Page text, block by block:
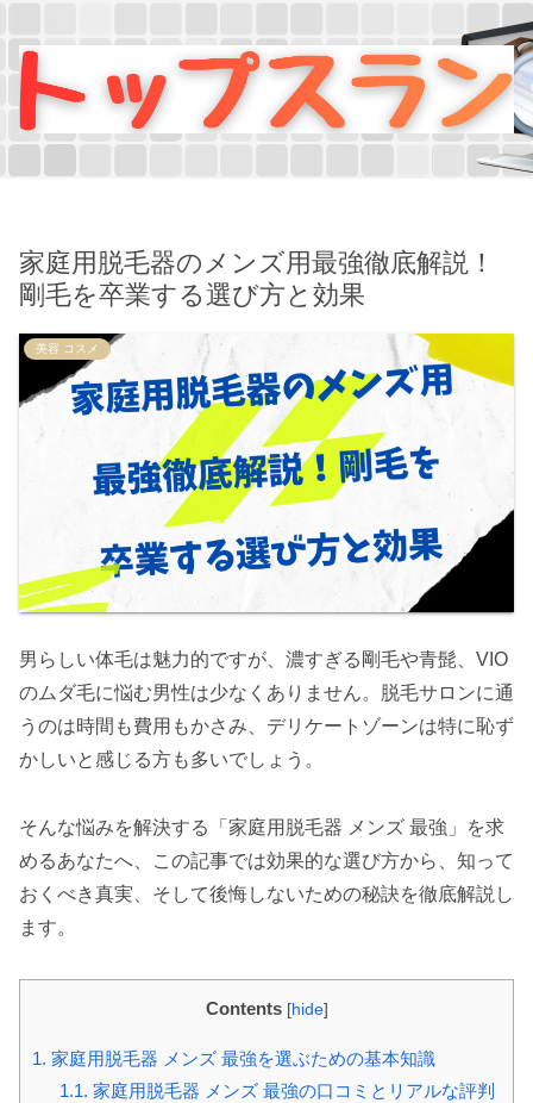
家庭用脱毛器のメンズ用最強徹底解説！
剛毛を卒業する選び方と効果
美容 コスメ
男らしい体毛は魅力的ですが、濃すぎる剛毛や青髭、VIO
のムダ毛に悩む男性は少なくありません。脱毛サロンに通
うのは時間も費用もかさみ、デリケートゾーンは特に恥ず
かしいと感じる方も多いでしょう。
そんな悩みを解決する「家庭用脱毛器 メンズ 最強」を求
めるあなたへ、この記事では効果的な選び方から、知って
おくべき真実、そして後悔しないための秘訣を徹底解説し
ます。
Contents [hide]
1. 家庭用脱毛器 メンズ 最強を選ぶための基本知識
1.1. 家庭用脱毛器 メンズ 最強の口コミとリアルな評判